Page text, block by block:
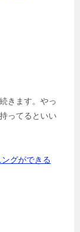
きます。やっ
ってるといい
グができる